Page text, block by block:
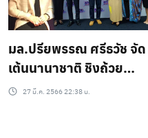
มล.ปรียพรรณ ศรีธวัช จัด
เต้นนานาชาติ ชิงถ้วย
สมเด็จพระกนิษฐาฯ พร้อม
27 มี.ค. 2566 22:38 น.